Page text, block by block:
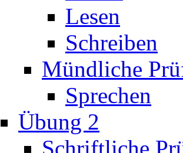
Lesen
Schreiben
Mündliche
Sprechen
Übung 2